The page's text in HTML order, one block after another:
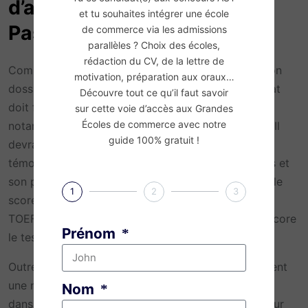
d’admission du concours
Passerelle 2024
Comme évoqué, le concours Passerelle simplifie son
dossier de candidature pour 2024. Ainsi, le candidat
doit fournir un dossier complet qui comprend
notamment un CV, ainsi qu’un test de personnalité. Il
devra également répondre à des questions pour
témoigner de sa motivation ou évoquer ses valeurs et
son projet professionnel. Le tout est complété par le
score obtenu à un test d’anglais au choix parmi le
TOEFL, le TOEIC, le IELTS, le test Cambridge ou encore
le test Passerelle.
Outre la note à ce test, le candidat obtient également
une note à son entretien individuel qu’il doit passer
dans chacune des écoles qu’il souhaite intégrer. Pour
et tu souhaites intégrer une école
de commerce via les admissions
parallèles ? Choix des écoles,
rédaction du CV, de la lettre de
motivation, préparation aux oraux…
Découvre tout ce qu’il faut savoir
sur cette voie d’accès aux Grandes
Écoles de commerce avec notre
guide 100% gratuit !
1 2 3
Prénom
Nom